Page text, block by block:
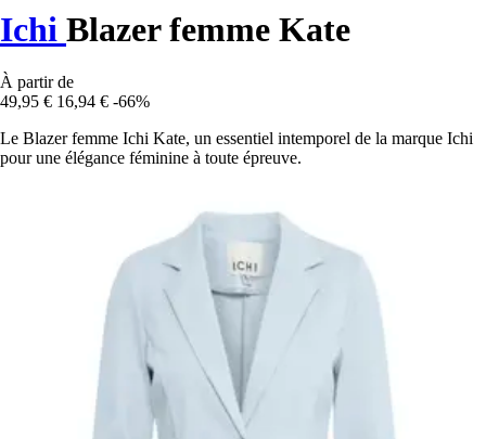
Ichi Blazer femme Kate
À partir de
49,95 € 16,94 € -66%
Le Blazer femme Ichi Kate, un essentiel intemporel de la marque Ichi
pour une élégance féminine à toute épreuve.